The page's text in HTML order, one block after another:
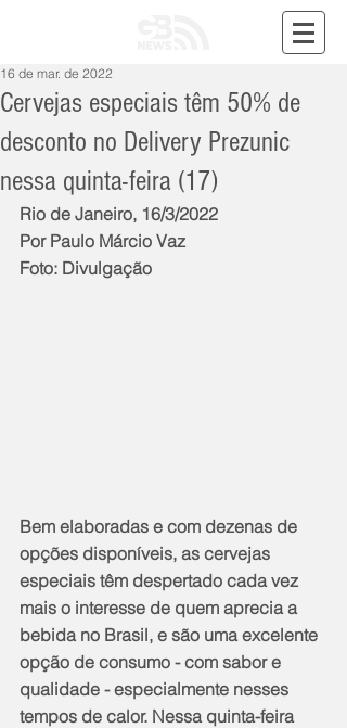
Cervejas especiais têm 50% de
desconto no Delivery Prezunic
nessa quinta-feira (17)
16 de mar. de 2022
Rio de Janeiro, 16/3/2022
Por Paulo Márcio Vaz
Foto: Divulgação
Bem elaboradas e com dezenas de
opções disponíveis, as cervejas
especiais têm despertado cada vez
mais o interesse de quem aprecia a
bebida no Brasil, e são uma excelente
opção de consumo - com sabor e
qualidade - especialmente nesses
tempos de calor. Nessa quinta-feira